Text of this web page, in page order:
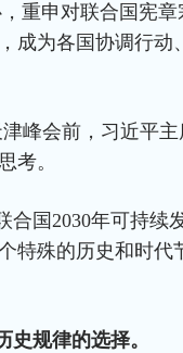
重申对联合国宪
成为各国协调行动
峰会前，习近平
考。
合国2030年可持续
特殊的历史和时
规律的选择。